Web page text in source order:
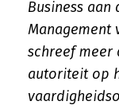
Business
Management
schreef meer
autoriteit op